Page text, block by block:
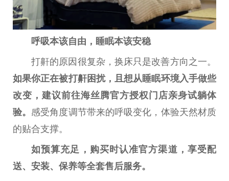
呼吸本该自由，睡眠本该安稳
打鼾的原因很复杂，换床只是改善方向之一。
如果你正在被打鼾困扰，且想从睡眠环境入手做些
改变，建议前往海丝腾官方授权门店亲身试躺体
验。 感受角度调节带来的呼吸变化，体验天然材质
的贴合支撑。
如预算充足，购买时认准官方渠道，享受配
送、安装、保养等全套售后服务。